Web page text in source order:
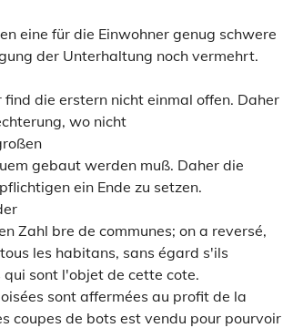
eine für die Einwohner genug schwere
der Unterhaltung noch vermehrt.
die erstern nicht einmal offen. Daher
wo nicht
gebaut werden muß. Daher die
ein Ende zu setzen.
Zahl bre de communes; on a reversé,
les habitans, sans égard s'ils
sont l'objet de cette cote.
sont affermées au profit de la
coupes de bots est vendu pour pourvoir